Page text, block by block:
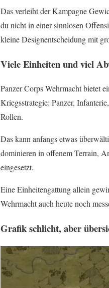
Das verleiht der Kampagne
du nicht in einer sinnlosen
kleine Designentscheidung mit
Viele Einheiten und viel
Panzer Corps Wehrmacht bietet
Kriegsstrategie: Panzer,
Rollen.
Das kann anfangs etwas
dominieren in offenem Terrain,
eingesetzt.
Eine Einheitengattung allein
Wehrmacht auch heute noch
Grafik schlicht, aber